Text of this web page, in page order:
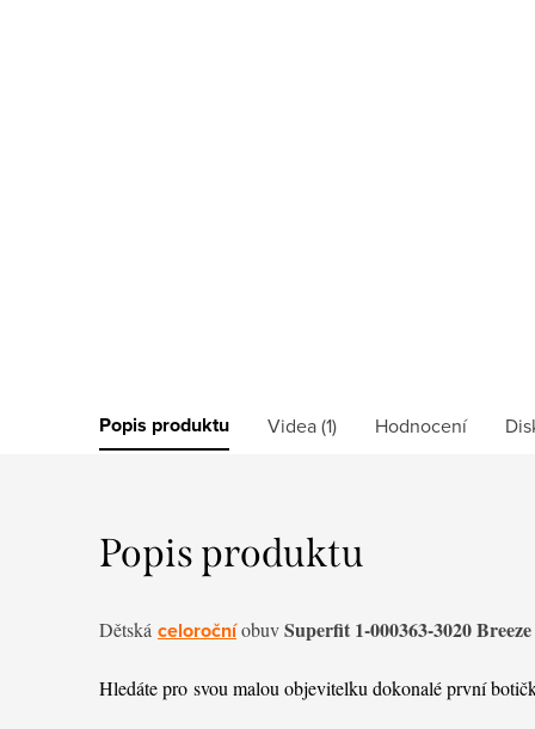
Popis produktu Videa (1) Hodnocení
Popis produktu
Dětská celoročníobuvSuperfit 1-000363-3020
Hledáte pro svou malou objevitelku dokonalé první